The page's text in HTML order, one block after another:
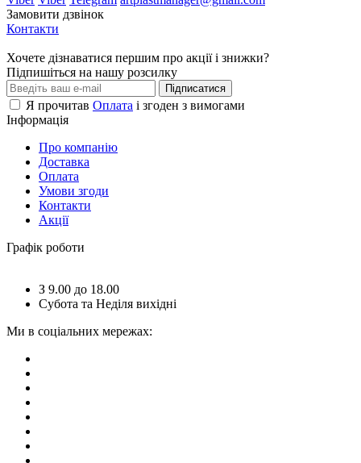
Замовити дзвінок
Контакти
Хочете дізнаватися першим про акції і знижки?
Підпишіться на нашу розсилку
Підписатися
Я прочитав Оплата і згоден з вимогами
Інформація
Про компанію
Доставка
Оплата
Умови згоди
Контакти
Акції
Графік роботи
З 9.00 до 18.00
Субота та Неділя вихідні
Ми в соціальних мережах: